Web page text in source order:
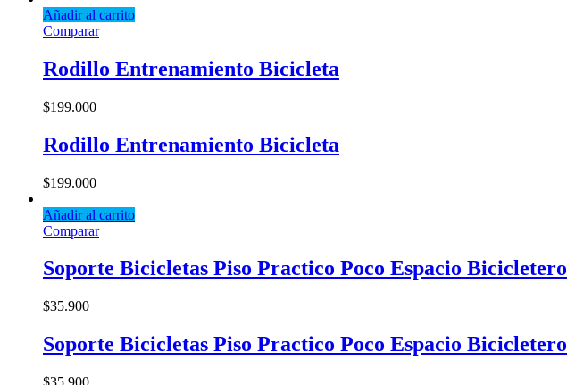
Añadir al carrito
Comparar
Rodillo Entrenamiento Bicicleta
$199.000
Rodillo Entrenamiento Bicicleta
$199.000
Añadir al carrito
Comparar
Soporte Bicicletas Piso Practico Poco Espacio Bicicletero
$35.900
Soporte Bicicletas Piso Practico Poco Espacio Bicicletero